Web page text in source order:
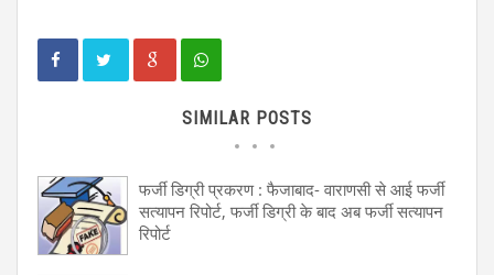
SIMILAR POSTS
फर्जी डिग्री प्रकरण : फैजाबाद- वाराणसी से आई फर्जी
सत्यापन रिपोर्ट, फर्जी डिग्री के बाद अब फर्जी सत्यापन
रिपोर्ट